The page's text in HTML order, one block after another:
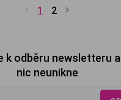
1 2
k odběru newsletteru
nic neunikne